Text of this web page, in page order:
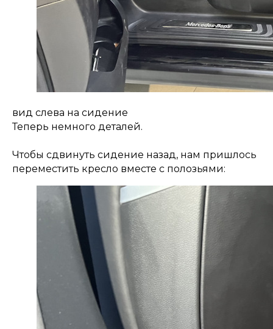
вид слева на сидение
Теперь немного деталей.
Чтобы сдвинуть сидение назад, нам пришлось
переместить кресло вместе с полозьями: